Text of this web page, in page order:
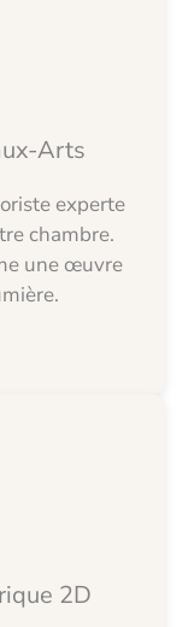
Arts
experte
chambre.
une œuvre
2D